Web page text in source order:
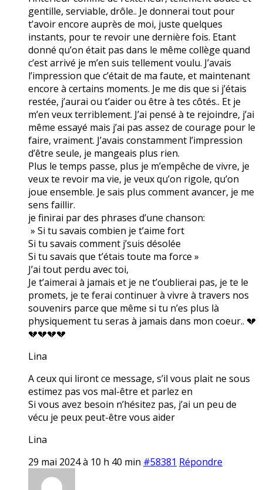
gentille, serviable, drôle.. Je donnerai tout pour
t’avoir encore auprès de moi, juste quelques
instants, pour te revoir une dernière fois. Etant
donné qu’on était pas dans le même collège quand
c’est arrivé je m’en suis tellement voulu. J’avais
l’impression que c’était de ma faute, et maintenant
encore à certains moments. Je me dis que si j’étais
restée, j’aurai ou t’aider ou être à tes côtés.. Et je
m’en veux terriblement. J’ai pensé à te rejoindre, j’ai
même essayé mais j’ai pas assez de courage pour le
faire, vraiment. J’avais constamment l’impression
d’être seule, je mangeais plus rien.
Plus le temps passe, plus je m’empêche de vivre, je
veux te revoir ma vie, je veux qu’on rigole, qu’on
joue ensemble. Je sais plus comment avancer, je me
sens faillir.
je finirai par des phrases d’une chanson:
» Si tu savais combien je t’aime fort
Si tu savais comment j’suis désolée
Si tu savais que t’étais toute ma force »
J’ai tout perdu avec toi,
Je t’aimerai à jamais et je ne t’oublierai pas, je te le
promets, je te ferai continuer à vivre à travers nos
souvenirs parce que même si tu n’es plus là
physiquement tu seras à jamais dans mon coeur.. 💔
💔💔💔💔
Lina
A ceux qui liront ce message, s’il vous plait ne sous
estimez pas vos mal-être et parlez en
Si vous avez besoin n’hésitez pas, j’ai un peu de
vécu je peux peut-être vous aider
Lina
29 mai 2024 à 10 h 40 min #58381 Répondre